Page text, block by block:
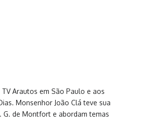
Arautos em São Paulo e aos
Monsenhor João Clá teve sua
G. de Montfort e abordam temas